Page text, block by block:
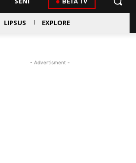
LIPSUS EXPLORE
- Advertisment -